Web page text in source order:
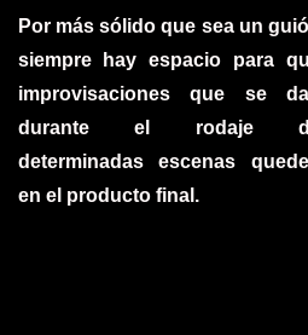
Por más sólido que sea un
siempre hay espacio para
improvisaciones que se
durante el rodaje
determinadas escenas
en el producto final.